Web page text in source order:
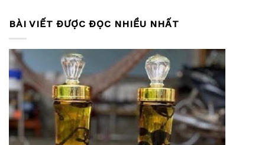
BÀI VIẾT ĐƯỢC ĐỌC NHIỀU NHẤT